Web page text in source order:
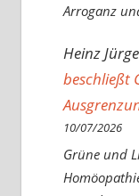
Arroganz
Heinz
beschließt
10/07/2026
Grüne und